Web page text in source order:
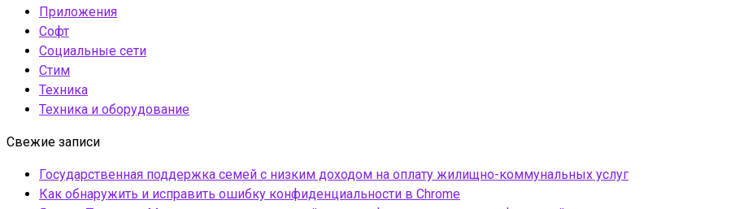
Приложения
Софт
Социальные сети
Стим
Техника
Техника и оборудование
Свежие записи
Государственная поддержка семей с низким доходом на оплату жилищно-коммунальных услуг
Как обнаружить и исправить ошибку конфиденциальности в Chrome